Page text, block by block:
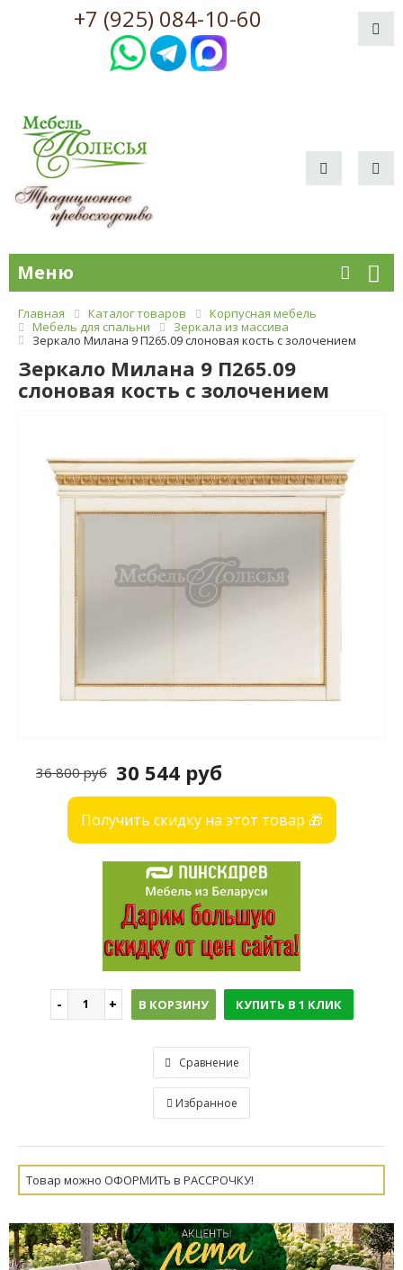
+7 (925) 084-10-60
Меню
Главная Каталог товаров
Корпусная мебель
Мебель для спальни
Зеркала из массива
Зеркало Милана 9 П265.09 слоновая кость с золочением
Зеркало Милана 9 П265.09
слоновая кость с золочением
30 544 руб
36 800 руб
Получить скидку на этот товар 🎁
В КОРЗИНУ КУПИТЬ В 1 КЛИК
Сравнение
Избранное
Товар можно ОФОРМИТЬ в РАССРОЧКУ!